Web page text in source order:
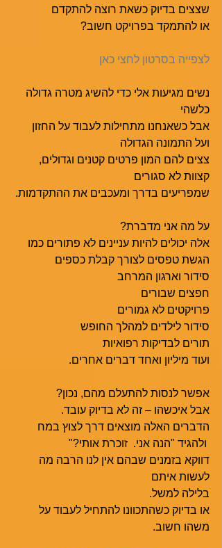
שצצים בדיוק כשאת רוצה להתקדם
או להתמקד בפרויקט חשוב?
לצפייה בסרטון לחצי כאן
נשים מגיעות אלי כדי להשיג מטרה גדולה
כלשהי
אבל כשאנחנו מתחילות לעבוד על החזון
ועל התמונה הגדולה
צצים להם המון פרטים קטנים וגדולים,
קצוות לא סגורים
שמפריעים בדרך ומעכבים את ההתקדמות.
על מה אני מדברת?
אלה יכולים להיות עניינים לא פתורים כמו
הגשת טפסים לצורך קבלת כספים
סידור וארגון המרחב
חפצים שבורים
פרויקטים לא גמורים
סידור לילדים למהלך החופש
תורים לבדיקות רפואיות
ועוד מיליון ואחד דברים אחרים.
אפשר לנסות להתעלם מהם, נכון?
אבל איכשהו – זה לא בדיוק עובד.
הדברים האלה מוצאים דרך לצוץ במח
דווקא בזמנים שבהם אין לנו הרבה מה
לעשות איתם
בלילה למשל.
או בדיוק כשהתכוונו להתחיל לעבוד על
משהו חשוב.